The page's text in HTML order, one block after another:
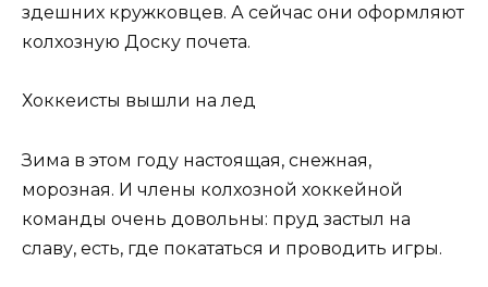
здешних кружковцев. А сейчас они оформляют
колхозную Доску почета.
Хоккеисты вышли на лед
Зима в этом году настоящая, снежная,
морозная. И члены колхозной хоккейной
команды очень довольны: пруд застыл на
славу, есть, где покататься и проводить игры.